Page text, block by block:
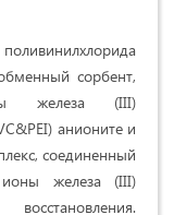
сорбент,
железа (III)
анионите и
соединенный
железа (III)